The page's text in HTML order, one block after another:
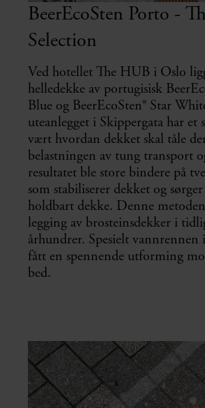
BeerEcoSten Porto -
Selection
Ved hotellet The HUB i Oslo
helledekke av portugisisk
Blue og BeerEcoSten® Star
uteanlegget i Skippergata har et
vært hvordan dekket skal tåle
belastningen av tung transport
resultatet ble store bindere på
som stabiliserer dekket og
holdbart dekke. Denne
legging av brosteinsdekker i
århundrer. Spesielt vannrennen
fått en spennende utforming
bed.